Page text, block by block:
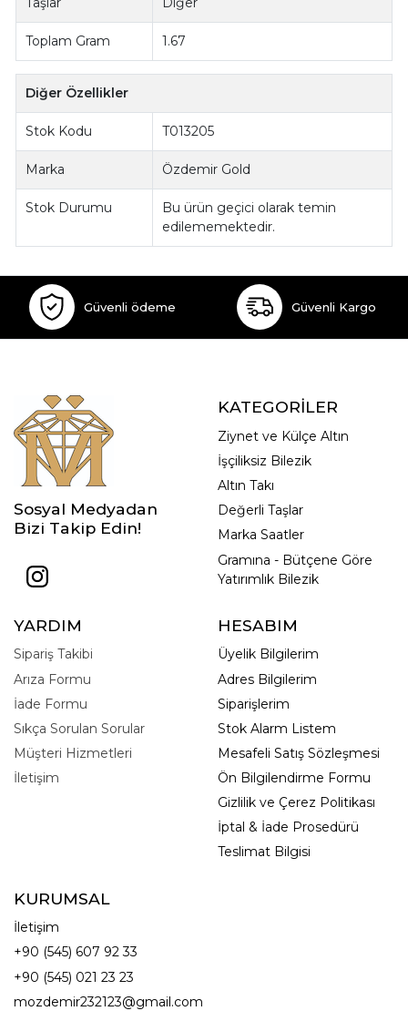
Toplam Gram 1.67
Diğer Özellikler
Stok Kodu T013205
Marka Özdemir Gold
Stok Durumu
Bu ürün geçici olarak temin
edilememektedir.
Güvenli ödeme Güvenli Kargo
Sosyal Medyadan
Bizi Takip Edin!
KATEGORİLER
Ziynet ve Külçe Altın
İşçiliksiz Bilezik
Altın Takı
Değerli Taşlar
Marka Saatler
Gramına - Bütçene Göre
Yatırımlık Bilezik
YARDIM
Sipariş Takibi
Arıza Formu
İade Formu
Sıkça Sorulan Sorular
Müşteri Hizmetleri
İletişim
HESABIM
Üyelik Bilgilerim
Adres Bilgilerim
Siparişlerim
Stok Alarm Listem
Mesafeli Satış Sözleşmesi
Ön Bilgilendirme Formu
Gizlilik ve Çerez Politikası
İptal & İade Prosedürü
Teslimat Bilgisi
KURUMSAL
İletişim
+90 (545) 607 92 33
+90 (545) 021 23 23
mozdemir232123@gmail.com